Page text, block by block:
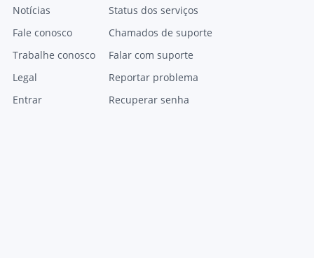
Notícias
Fale conosco
Trabalhe conosco
Legal
Entrar
Status dos serviços
Chamados de suporte
Falar com suporte
Reportar problema
Recuperar senha